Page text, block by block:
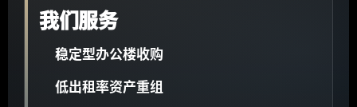
我们服务
稳定型办公楼收购
低出租率资产重组